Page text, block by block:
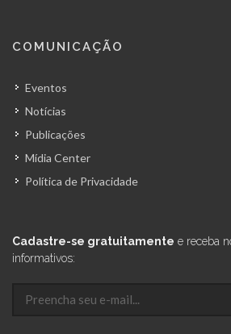
COMUNICAÇÃO
Eventos
Notícias
Publicações
Mídia Center
Política de Privacidade
Cadastre-se gratuitamente e receba
informativos: